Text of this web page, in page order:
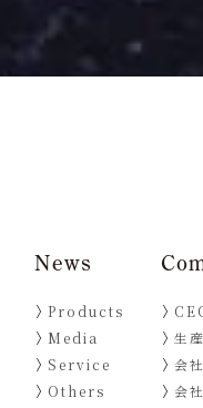
News
Products
Media
Service
Others
生
会
会